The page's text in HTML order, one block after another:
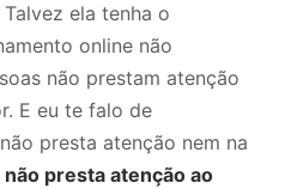
ela tenha o
online não
não prestam atenção
E eu te falo de
presta atenção nem na
não presta atenção ao